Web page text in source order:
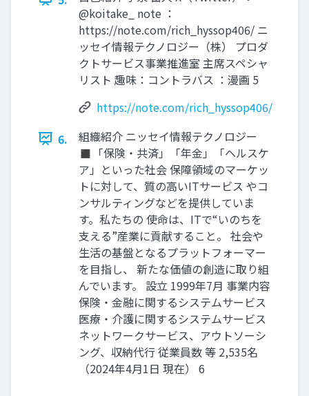
@koitake_ note ：
https://note.com/rich_hyssop406/ ニ
ッセイ情報テクノロジー（株） プロダ
クトサービス事業推進室 主席スペシャ
リスト 趣味：コントラバス ：漫画 5
https://note.com/rich_hyssop406/
6.
組織紹介 ニッセイ情報テクノロジー
◼「保険・共済」「年金」「ヘルスケ
ア」といった社会 保障領域のマーケッ
トに対して、質の高いITサービス やコ
ンサルティングなどを提供していま
す。私たちの 使命は、ITで“いのちを
支える”産業に貢献すること。 社会や
生活の基盤となるプラットフォーマー
を目指し、 新たな価値の創造に取り組
んでいます。 設立 1999年7月 事業内容
保険・金融に関するシステムサービス
医療・介護に関するシステムサービス
ネットワークサービス、アウトソーシ
ング、収納代行 従業員数 等 2,535名
（2024年4月1日 現在） 6